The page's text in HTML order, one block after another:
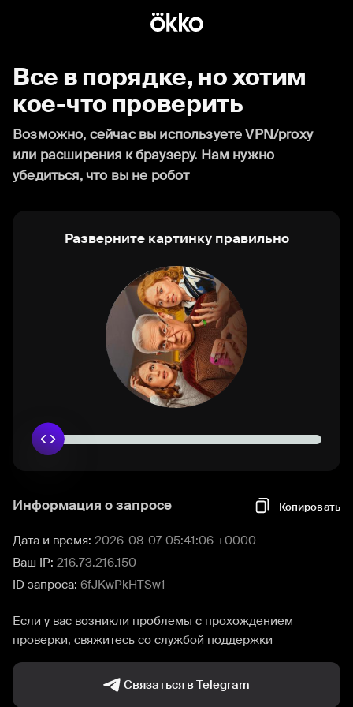
Все в порядке, но хотим
кое-что проверить
Возможно, сейчас вы используете VPN/proxy
или расширения к браузеру. Нам нужно
убедиться, что вы не робот
Разверните картинку правильно
Информация о запросе Копировать
Дата и время: 2026-08-07 05:41:06 +0000
Ваш IP: 216.73.216.150
ID запроса: 6fJKwPkHTSw1
Если у вас возникли проблемы с прохождением
проверки, свяжитесь со службой поддержки
Связаться в Telegram